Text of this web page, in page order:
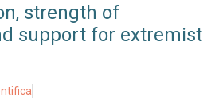
strength of
support for extremist